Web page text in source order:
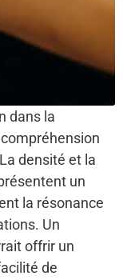
dans la
densité et la
un
la résonance
Un
offrir un
de